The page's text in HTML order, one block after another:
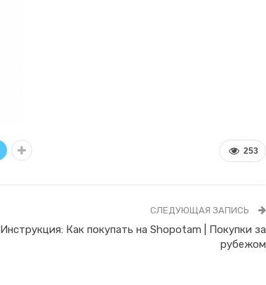
253
СЛЕДУЮЩАЯ ЗАПИСЬ
Инструкция: Как покупать на Shopotam | Покупки за
рубежом